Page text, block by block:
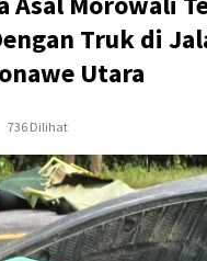
Truk di
Utara
736 Dilihat